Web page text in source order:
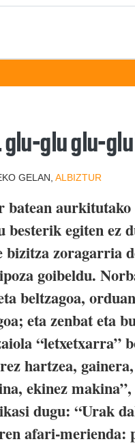
glu-glu glu-
GELAN, ALBIZTUR
batean
besterik egiten ez
zoragarria
goibeldu.
beltzagoa,
eta zenbat eta
“letxetxarra”
hartzea,
ekinez
dugu: “Urak
afari-merienda: